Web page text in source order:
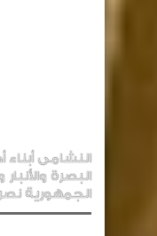
النشامى
البصرة
الجمهورية